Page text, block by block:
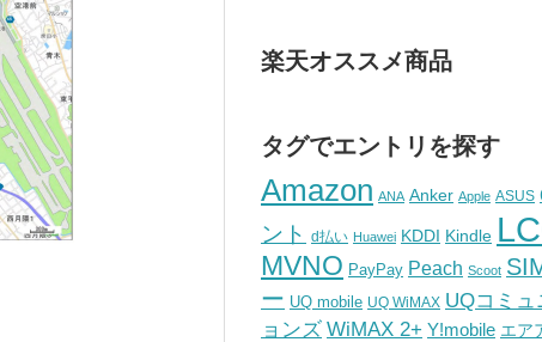
楽天オススメ商品
タグでエントリを探す
Amazon ANA Anker Apple ASUS
ント
d払い Huawei KDDI Kindle
MVNO PayPay Peach Scoot
ー UQ mobile UQ WiMAX UQコミュ
ョンズ WiMAX 2+ Y!mobile エア